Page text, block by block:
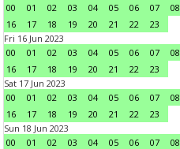
00
01 02 03 04 05 06 07 08
16
17 18 19 20 21 22
23
Fri 16 Jun 2023
00
01 02 03 04 05 06 07 08
16
17 18 19 20 21 22
23
Sat 17 Jun 2023
00
01 02 03 04 05 06 07 08
16
17 18 19 20 21 22
23
Sun 18 Jun 2023
00
01 02 03 04 05 06 07 08